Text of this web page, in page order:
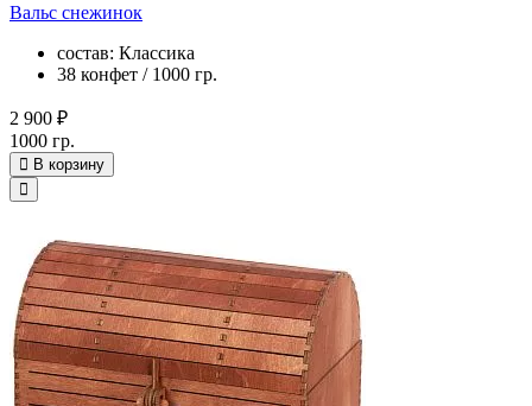
Вальс снежинок
состав: Классика
38 конфет / 1000 гр.
2 900 ₽
1000 гр.
В корзину